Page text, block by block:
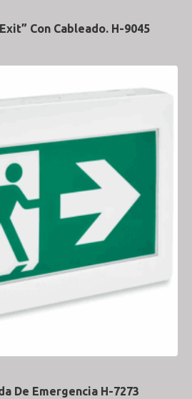
Con Cableado. H-9045
De Emergencia H-7273